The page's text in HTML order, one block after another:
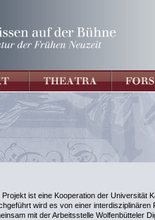
Projekt ist eine Kooperation der Universität
wird es von einer
mit der Arbeitsstelle Wolfenbütteler